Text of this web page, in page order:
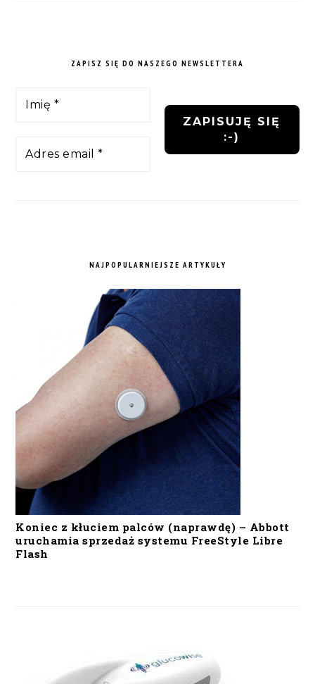
ZAPISZ SIĘ DO NASZEGO NEWSLETTERA
NAJPOPULARNIEJSZE ARTYKUŁY
Koniec z kłuciem palców (naprawdę) – Abbott
uruchamia sprzedaż systemu FreeStyle Libre
Flash